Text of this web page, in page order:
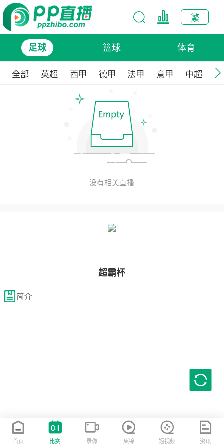
繁
足球 篮球 体育
全部 英超 西甲 德甲 法甲 意甲 中超
没有相关直播
超霸杯
简介
首页 比赛 录像 集锦 短视频 资讯